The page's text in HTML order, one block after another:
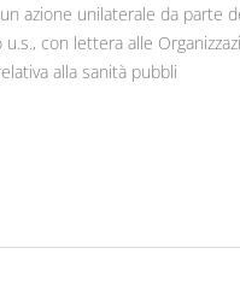
azione unilaterale da parte
con lettera alle
alla sanità pubbli